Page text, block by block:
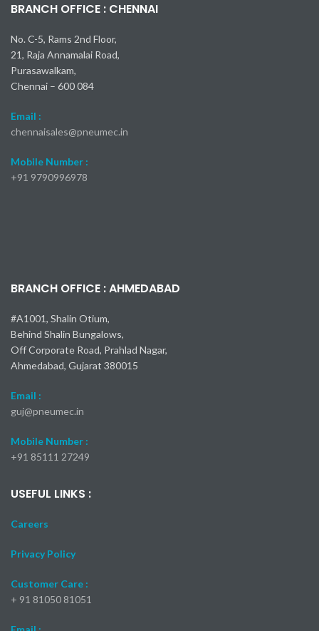
BRANCH OFFICE : CHENNAI
No. C-5, Rams 2nd Floor,
21, Raja Annamalai Road,
Purasawalkam,
Chennai – 600 084
Email :
chennaisales@pneumec.in
Mobile Number :
+91 9790996978
BRANCH OFFICE : AHMEDABAD
#A1001, Shalin Otium,
Behind Shalin Bungalows,
Off Corporate Road, Prahlad Nagar,
Ahmedabad, Gujarat 380015
Email :
guj@pneumec.in
Mobile Number :
+91 85111 27249
USEFUL LINKS :
Careers
Privacy Policy
Customer Care :
+ 91 81050 81051